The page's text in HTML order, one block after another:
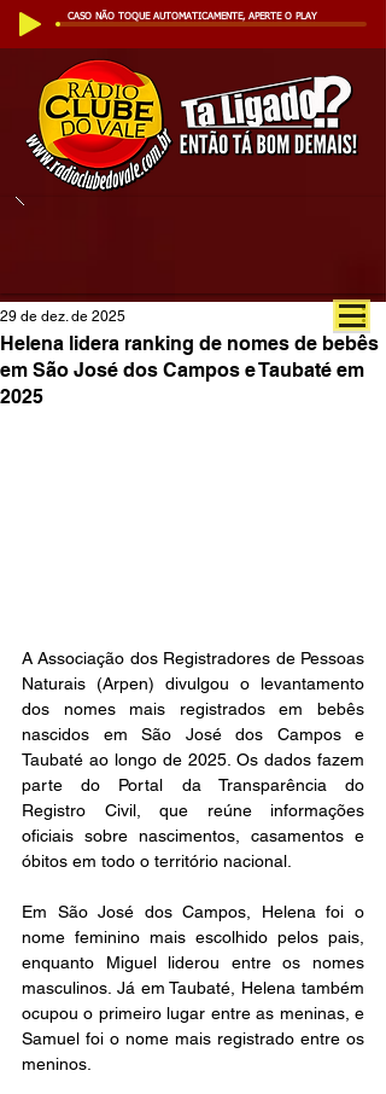
CASO NÃO TOQUE AUTOMATICAMENTE, APERTE O PLAY
Helena lidera ranking de nomes de bebês
em São José dos Campos e Taubaté em
2025
29 de dez. de 2025
A Associação dos Registradores de Pessoas
Naturais (Arpen) divulgou o levantamento
dos nomes mais registrados em bebês
nascidos em São José dos Campos e
Taubaté ao longo de 2025. Os dados fazem
parte do Portal da Transparência do
Registro Civil, que reúne informações
oficiais sobre nascimentos, casamentos e
óbitos em todo o território nacional.
Em São José dos Campos, Helena foi o
nome feminino mais escolhido pelos pais,
enquanto Miguel liderou entre os nomes
masculinos. Já em Taubaté, Helena também
ocupou o primeiro lugar entre as meninas, e
Samuel foi o nome mais registrado entre os
meninos.